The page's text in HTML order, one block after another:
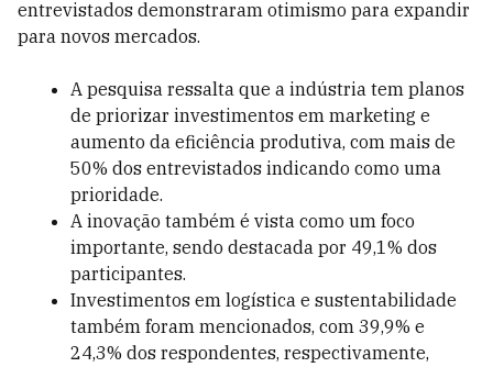
entrevistados demonstraram otimismo para expandir
para novos mercados.
A pesquisa ressalta que a indústria tem planos
de priorizar investimentos em marketing e
aumento da eficiência produtiva, com mais de
50% dos entrevistados indicando como uma
prioridade.
A inovação também é vista como um foco
importante, sendo destacada por 49,1% dos
participantes.
Investimentos em logística e sustentabilidade
também foram mencionados, com 39,9% e
24,3% dos respondentes, respectivamente,